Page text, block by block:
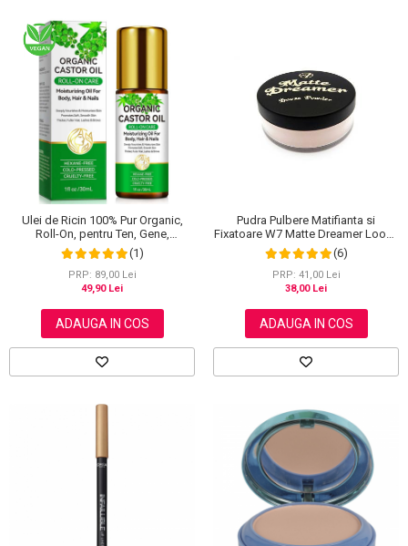
Ulei de Ricin 100% Pur Organic,
Roll-On, pentru Ten, Gene,
Sprancene, Unghii, 30 ml
(1)
PRP: 89,00 Lei
49,90 Lei
ADAUGA IN COS
Pudra Pulbere Matifianta si
Fixatoare W7 Matte Dreamer Loose
Powder - Classy Cameo, 20g
(6)
PRP: 41,00 Lei
38,00 Lei
ADAUGA IN COS